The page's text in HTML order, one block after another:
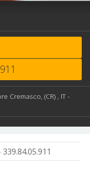
Cremasco, (CR) , IT -
339.84.05.911